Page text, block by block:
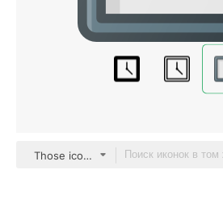
Those icons Lineal Color